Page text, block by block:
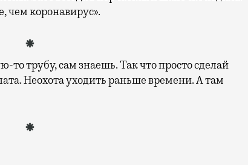
чем коронавирус».
то трубу, сам знаешь. Так что просто сделай
Неохота уходить раньше времени. А там